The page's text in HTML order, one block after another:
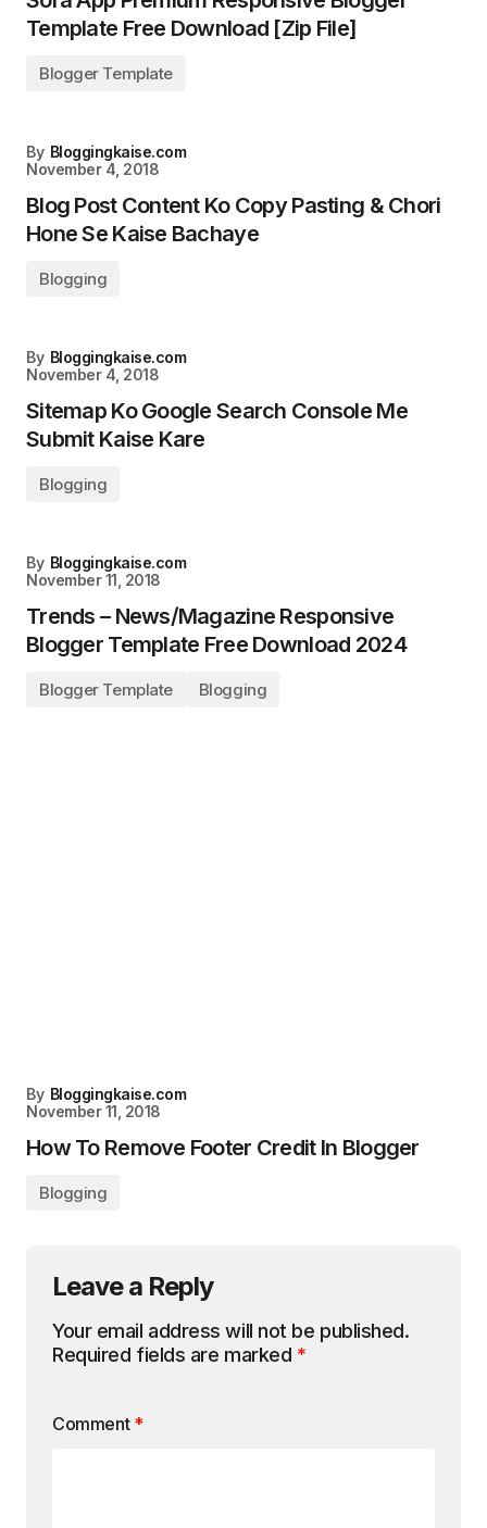
Template Free Download [Zip File]
Blogger Template
By Bloggingkaise.com
November 4, 2018
Blog Post Content Ko Copy Pasting & Chori
Hone Se Kaise Bachaye
Blogging
By Bloggingkaise.com
November 4, 2018
Sitemap Ko Google Search Console Me
Submit Kaise Kare
Blogging
By Bloggingkaise.com
November 11, 2018
Trends – News/Magazine Responsive
Blogger Template Free Download 2024
Blogger Template Blogging
By Bloggingkaise.com
November 11, 2018
How To Remove Footer Credit In Blogger
Blogging
Leave a Reply
Your email address will not be published.
Required fields are marked *
Comment *